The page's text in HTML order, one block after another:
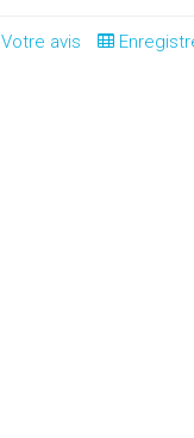
Votre avis